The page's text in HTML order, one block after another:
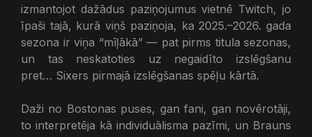
izmantojot dažādus paziņojumus vietnē Twitch, jo
īpaši tajā, kurā viņš paziņoja, ka 2025.–2026. gada
sezona ir viņa “mīļākā” — pat pirms titula sezonas,
un tas neskatoties uz negaidīto izslēgšanu
pret… Sixers pirmajā izslēgšanas spēļu kārtā.
Daži no Bostonas puses, gan fani, gan novērotāji,
to interpretēja kā individuālisma pazīmi, un Brauns